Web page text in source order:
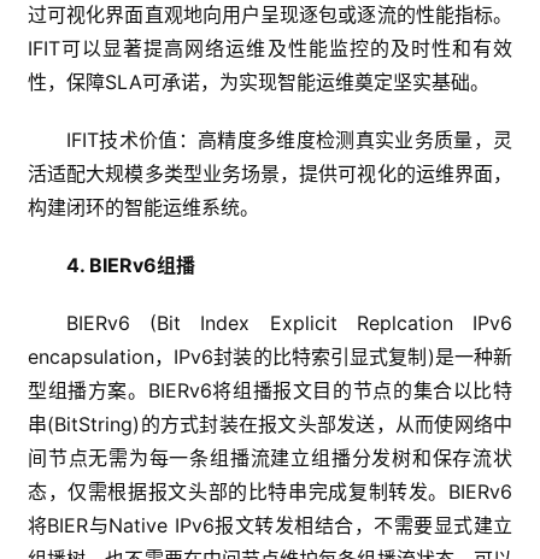
过可视化界面直观地向用户呈现逐包或逐流的性能指标。
IFIT可以显著提高网络运维及性能监控的及时性和有效
性，保障SLA可承诺，为实现智能运维奠定坚实基础。
IFIT技术价值：高精度多维度检测真实业务质量，灵
活适配大规模多类型业务场景，提供可视化的运维界面，
构建闭环的智能运维系统。
4. BIERv6组播
BIERv6 (Bit Index Explicit Replcation IPv6
encapsulation，IPv6封装的比特索引显式复制)是一种新
型组播方案。BIERv6将组播报文目的节点的集合以比特
串(BitString)的方式封装在报文头部发送，从而使网络中
间节点无需为每一条组播流建立组播分发树和保存流状
态，仅需根据报文头部的比特串完成复制转发。BIERv6
将BIER与Native IPv6报文转发相结合，不需要显式建立